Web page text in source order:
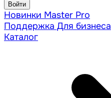
Войти
Новинки Master Pro
Поддержка Для бизнеса
Каталог